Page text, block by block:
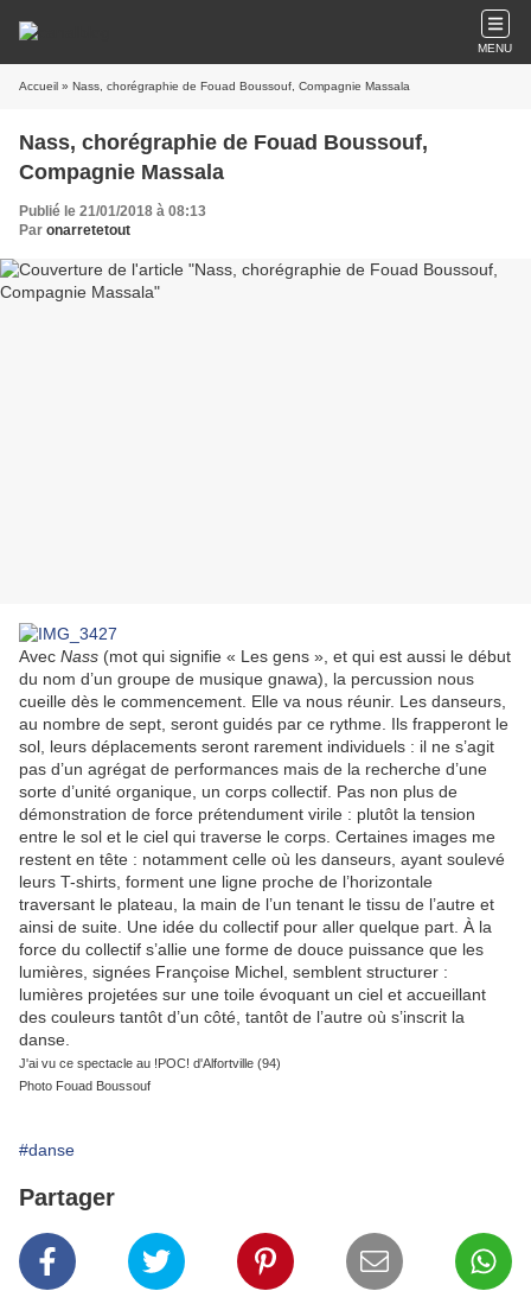
MENU
Accueil » Nass, chorégraphie de Fouad Boussouf, Compagnie Massala
Nass, chorégraphie de Fouad Boussouf,
Compagnie Massala
Publié le 21/01/2018 à 08:13
Par onarretetout
Avec Nass (mot qui signifie « Les gens », et qui est aussi le début
du nom d’un groupe de musique gnawa), la percussion nous
cueille dès le commencement. Elle va nous réunir. Les danseurs,
au nombre de sept, seront guidés par ce rythme. Ils frapperont le
sol, leurs déplacements seront rarement individuels : il ne s’agit
pas d’un agrégat de performances mais de la recherche d’une
sorte d’unité organique, un corps collectif. Pas non plus de
démonstration de force prétendument virile : plutôt la tension
entre le sol et le ciel qui traverse le corps. Certaines images me
restent en tête : notamment celle où les danseurs, ayant soulevé
leurs T-shirts, forment une ligne proche de l’horizontale
traversant le plateau, la main de l’un tenant le tissu de l’autre et
ainsi de suite. Une idée du collectif pour aller quelque part. À la
force du collectif s’allie une forme de douce puissance que les
lumières, signées Françoise Michel, semblent structurer :
lumières projetées sur une toile évoquant un ciel et accueillant
des couleurs tantôt d’un côté, tantôt de l’autre où s’inscrit la
danse.
J'ai vu ce spectacle au !POC! d'Alfortville (94)
Photo Fouad Boussouf
#danse
Partager